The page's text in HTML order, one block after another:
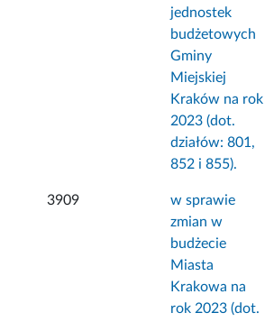
jednostek
budżetowych
Gminy
Miejskiej
Kraków na rok
2023 (dot.
działów: 801,
852 i 855).
3909
w sprawie
zmian w
budżecie
Miasta
Krakowa na
rok 2023 (dot.